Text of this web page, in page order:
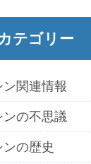
テゴリー
ン関連情報
ンの不思議
ンの歴史